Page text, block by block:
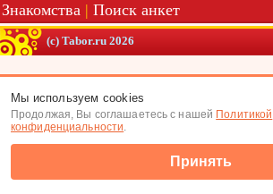
Знакомства | Поиск анкет
(c) Tabor.ru 2026
Мы используем cookies
Продолжая, Вы соглашаетесь с нашей Политикой
конфиденциальности.
Принять